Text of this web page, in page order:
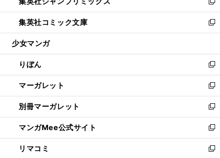
開
く
ド
ウ
で
開
ィ
ン
ド
ウ
開
く
い
ウ
ィ
ン
ウ
で
開
く
新
し
い
ウ
ン
ド
ウ
で
開
く
集英社コミック文庫
新
し
ウ
ィ
ン
ド
ウ
で
開
く
少女マンガ
りぼん
新
し
い
ウ
ィ
ン
ド
ウ
で
マーガレット
新
し
い
ウ
ィ
ン
ド
別冊マーガレット
新
し
い
ウ
ィ
マンガMee公式サイト
新
し
い
リマコミ
新